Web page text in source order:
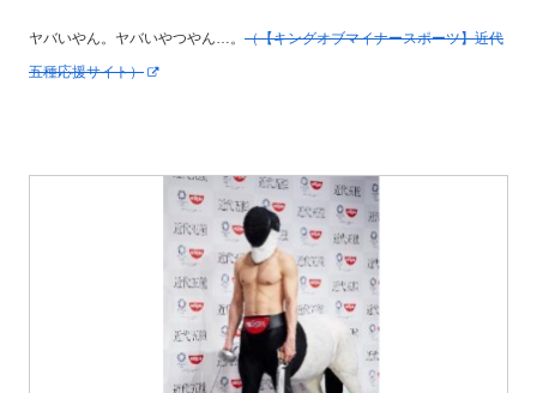
ヤバいやん。ヤバいやつやん…。 （【キングオブマイナースポーツ】近代
五種応援サイト）